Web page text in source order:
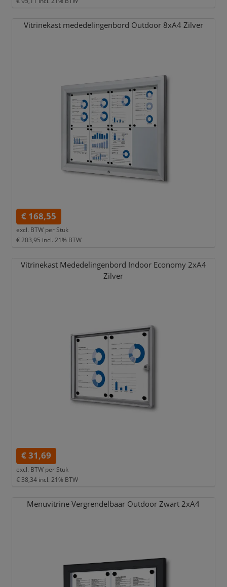
Vitrinekast mededelingenbord Outdoor 8xA4 Zilver
€ 168,55
excl. BTW per Stuk
€ 203,95 incl. 21% BTW
Vitrinekast Mededelingenbord Indoor Economy 2xA4
Zilver
€ 31,69
excl. BTW per Stuk
€ 38,34 incl. 21% BTW
Menuvitrine Vergrendelbaar Outdoor Zwart 2xA4